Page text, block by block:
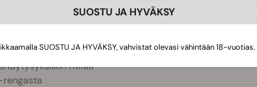
vaporisaattori
C-kaapeli
ritilää
ritilää
rengasta
SUOSTU JA HYVÄKSY
SUOSTU JA HYVÄKSY, vahvistat olevasi vähintään 18-vuotias.